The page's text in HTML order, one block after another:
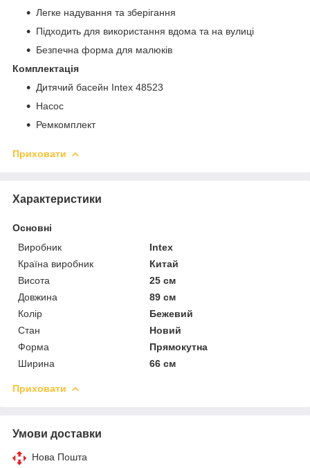
Легке надування та зберігання
Підходить для використання вдома та на вулиці
Безпечна форма для малюків
Комплектація
Дитячий басейн Intex 48523
Насос
Ремкомплект
Приховати
Характеристики
Основні
Виробник
Intex
Країна виробник
Китай
Висота
25 см
Довжина
89 см
Колір
Бежевий
Стан
Новий
Форма
Прямокутна
Ширина
66 см
Приховати
Умови доставки
Нова Пошта